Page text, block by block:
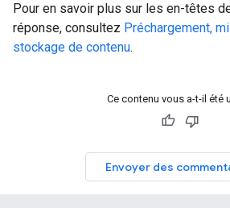
Pour en savoir plus sur les en-têtes
réponse, consultez Préchargement,
stockage de contenu.
Ce contenu vous a-t-il été
Envoyer des